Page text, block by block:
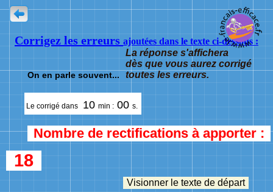
Corrigez les erreurs ajoutées dans le texte ci-dessous :
On en parle souvent...
La réponse s'affichera
dès que vous aurez corrigé
toutes les erreurs.
Le corrigé dans 10 min : 00 s.
Nombre de rectifications à apporter :
18
Visionner le texte de départ